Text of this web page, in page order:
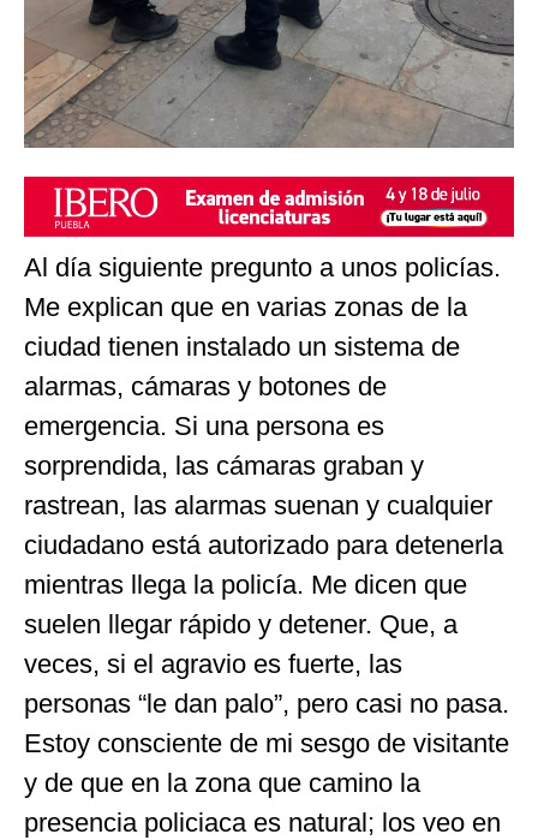
Al día siguiente pregunto a unos policías.
Me explican que en varias zonas de la
ciudad tienen instalado un sistema de
alarmas, cámaras y botones de
emergencia. Si una persona es
sorprendida, las cámaras graban y
rastrean, las alarmas suenan y cualquier
ciudadano está autorizado para detenerla
mientras llega la policía. Me dicen que
suelen llegar rápido y detener. Que, a
veces, si el agravio es fuerte, las
personas “le dan palo”, pero casi no pasa.
Estoy consciente de mi sesgo de visitante
y de que en la zona que camino la
presencia policiaca es natural; los veo en